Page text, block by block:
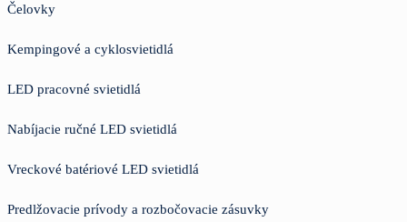
Čelovky
Kempingové a cyklosvietidlá
LED pracovné svietidlá
Nabíjacie ručné LED svietidlá
Vreckové batériové LED svietidlá
Predlžovacie prívody a rozbočovacie zásuvky